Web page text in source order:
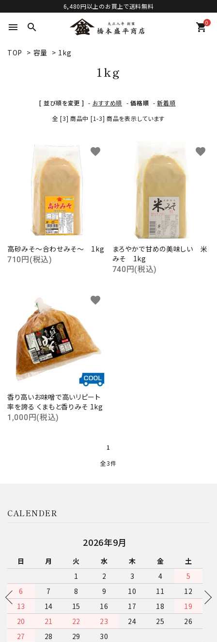
6,480円以上のお買上で送料無料
menu search 0
shopping_cart
TOP > 容量 > 1kg
1kg
[ 並び順を変更 ] - おすすめ順 -価格順 -新着順
全 [3] 商品中 [1-3] 商品を表示しています
高砂みそ～合わせみそ～ 1kg
710円(税込)
favorite
まろやかで甘めの美味しい 米
みそ 1kg
740円(税込)
favorite
香り高いお味噌で高いリピート
率を誇る くまもと香りみそ 1kg
1,000円(税込)
favorite
1
全3件
カテゴリー
検索する
CALENDER
2026年9月
日 月 火 水 木 金
土
1
2 3 4
5
6
7 8 9 10 11
12
13
14 15 16 17 18
19
20
21 22 23 24 25
26
27
28 29 30